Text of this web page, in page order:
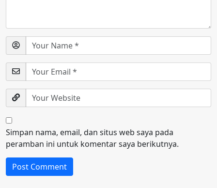
Simpan nama, email, dan situs web saya pada
peramban ini untuk komentar saya berikutnya.